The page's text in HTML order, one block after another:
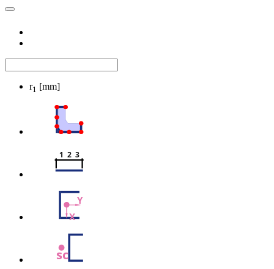
r1 [mm]
1  2  3
Y
X
sc